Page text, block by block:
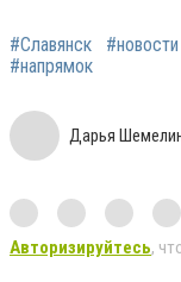
#Славянск #новости
#напрямок
Дарья
Авторизируйтесь,